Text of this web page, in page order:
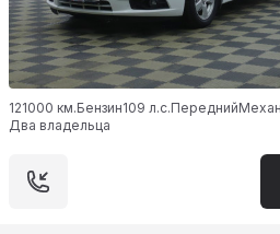
121000 км.Бензин109 л.с.Передний
Два владельца